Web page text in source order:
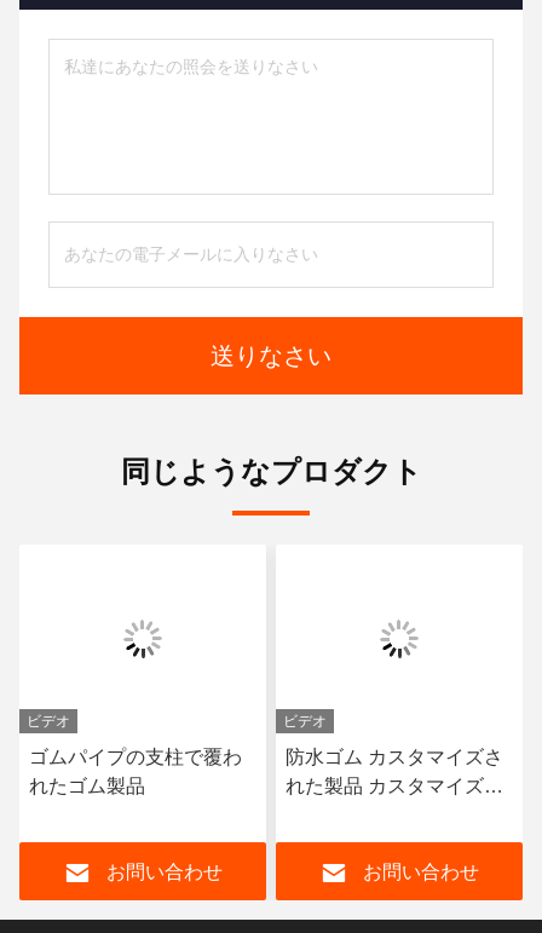
送りなさい
同じようなプロダクト
ビデオ
ゴムパイプの支柱で覆わ
れたゴム製品
お問い合わせ
ビデオ
防水ゴム カスタマイズさ
れた製品 カスタマイズさ
お問い合わせ